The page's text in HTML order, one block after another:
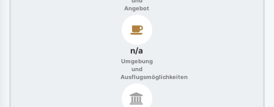
Angebot
n/a
Umgebung
und
Ausflugsmöglichkeiten